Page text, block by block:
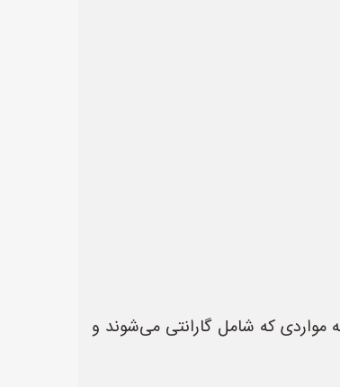
مواردی که شامل گارانتی می‌شوند و